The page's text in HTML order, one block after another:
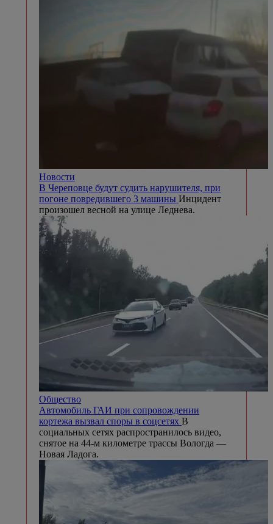
Новости
В Череповце будут судить нарушителя, при
погоне повредившего 3 машины Инцидент
произошел весной на улице Леднева.
Общество
Автомобиль ГАИ при сопровождении
кортежа вызвал споры в соцсетях В
социальных сетях распространилось видео,
снятое на 44-м километре трассы Вологда —
Новая Ладога.